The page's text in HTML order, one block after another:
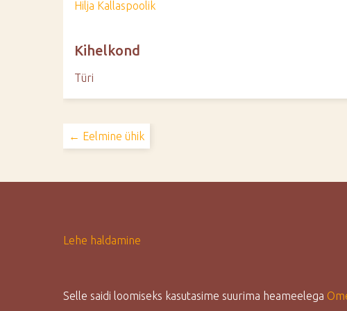
Hilja Kallaspoolik
Kihelkond
Türi
← Eelmine ühik
Lehe haldamine
Selle saidi loomiseks kasutasime suurima heameelega